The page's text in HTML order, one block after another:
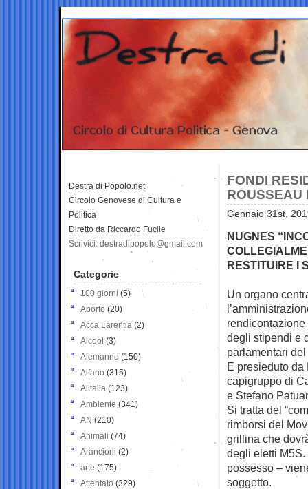
FONDI
ROUSSEAU
Gennaio 31st,
NUGNES
RESTITUIRE I
Un organo
degli stipendi e
parlamentari
E presieduto
capigruppo di
e Stefano
Si tratta del
rimborsi del
grillina che
degli eletti M5S.
possesso –
soggetto.
Destra di Popolo.net
Circolo Genovese di Cultura e
Politica
Diretto da Riccardo Fucile
Scrivici: destradipopolo@gmail.com
Categorie
100 giorni (5)
Aborto (20)
Acca Larentia (2)
Alcool (3)
Alemanno (150)
Alfano (315)
Alitalia (123)
Ambiente (341)
AN (210)
Animali (74)
Arancioni (2)
arte (175)
Attentato (329)